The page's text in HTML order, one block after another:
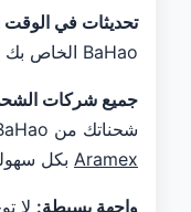
تحديثات في الوقت
BaHao الخاص بك مع أحدث بيانات التتبع.
جميع شركات
شحناتك من BaHao وشركات الشحن الأخرى مثل
Aramex بكل
واجهة بسيطة: لا